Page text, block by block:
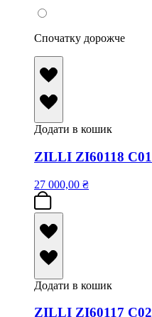
Спочатку дорожче
Додати в кошик
ZILLI ZI60118 C01
27 000,00 ₴
Додати в кошик
ZILLI ZI60117 C02